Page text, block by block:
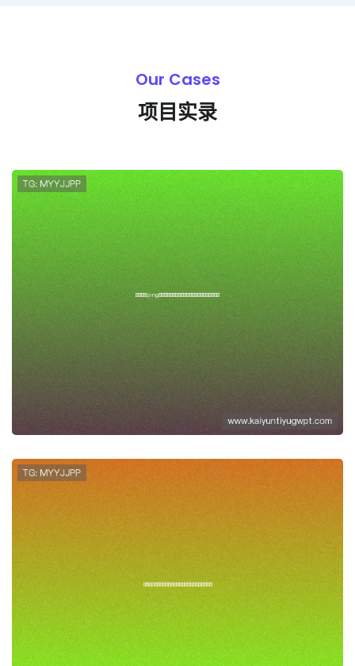
Our Cases
项目实录
遇到开云ping服务不稳定时如何有效联
系客户支持团队获取帮助